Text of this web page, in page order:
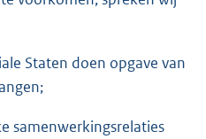
Staten doen opgave van
samenwerkingsrelaties